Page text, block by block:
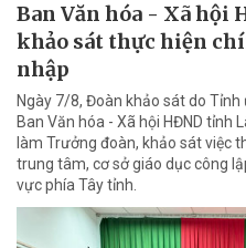
Ban Văn hóa - Xã hội
khảo sát thực hiện
nhập
Ngày 7/8, Đoàn khảo sát do
Ban Văn hóa - Xã hội HĐND tỉnh
làm Trưởng đoàn, khảo sát việc
trung tâm, cơ sở giáo dục công
vực phía Tây tỉnh.